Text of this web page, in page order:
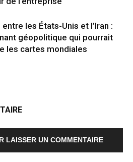
les États-Unis et l’Iran :
géopolitique qui pourrait
les cartes mondiales
LAISSER UN COMMENTAIRE